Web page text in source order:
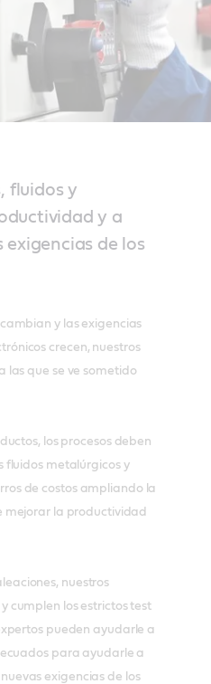
fluidos y
y a
de los
y las exigencias
crecen, nuestros
las que se ve sometido
los procesos deben
fluidos metalúrgicos y
de costos ampliando la
mejorar la productividad
nuestros
cumplen los estrictos test
pueden ayudarle a
para ayudarle a
exigencias de los